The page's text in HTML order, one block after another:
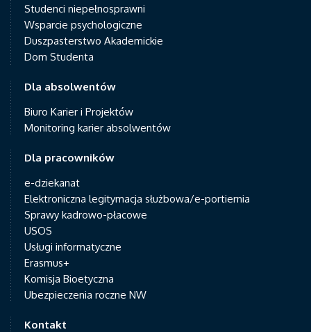
Studenci niepełnosprawni
Wsparcie psychologiczne
Duszpasterstwo Akademickie
Dom Studenta
Dla absolwentów
Biuro Karier i Projektów
Monitoring karier absolwentów
Dla pracowników
e-dziekanat
Elektroniczna legitymacja służbowa/e-portiernia
Sprawy kadrowo-płacowe
USOS
Usługi informatyczne
Erasmus+
Komisja Bioetyczna
Ubezpieczenia roczne NW
Kontakt